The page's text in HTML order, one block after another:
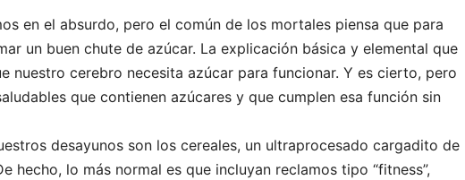
en el absurdo, pero el común de los mortales piensa que para
un buen chute de azúcar. La explicación básica y elemental que
nuestro cerebro necesita azúcar para funcionar. Y es cierto, pero
que contienen azúcares y que cumplen esa función sin
desayunos son los cereales, un ultraprocesado cargadito de
hecho, lo más normal es que incluyan reclamos tipo “fitness”,